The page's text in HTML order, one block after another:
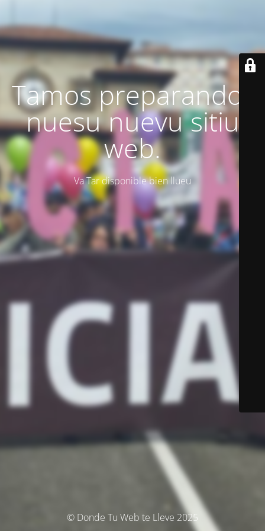
Tamos preparando'l
nuesu nuevu sitiu
web.
Va Tar disponible bien llueu
© Donde Tu Web te Lleve 2025